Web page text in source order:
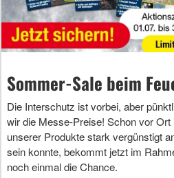
Sommer-Sale beim
Die Interschutz ist vorbei, aber
wir die Messe-Preise! Schon vor
unserer Produkte stark vergünstigt
sein konnte, bekommt jetzt im
noch einmal die Chance.